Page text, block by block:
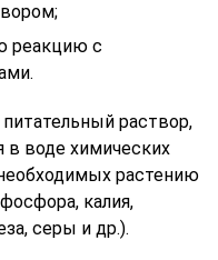
реакцию с
раствор,
в воде химических
растению
калия,
серы и др.).